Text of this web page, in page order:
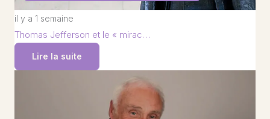
il y a 1 semaine
Thomas Jefferson et le « mirac…
Lire la suite